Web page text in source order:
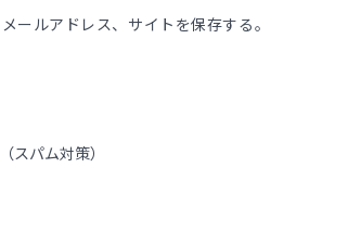
ールアドレス、サイトを保存する。
スパム対策）